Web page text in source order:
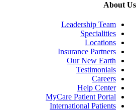
About Us
Leadership Team
Specialities
Locations
Insurance Partners
Our New Earth
Testimonials
Careers
Help Center
MyCare Patient Portal
International Patients